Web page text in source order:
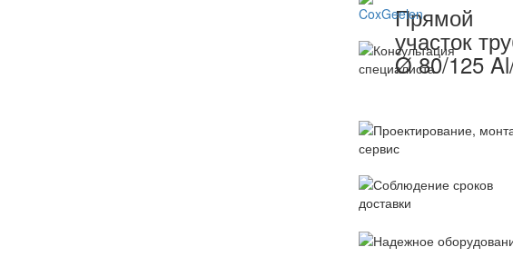
Прямой
участок
Ø 80/125